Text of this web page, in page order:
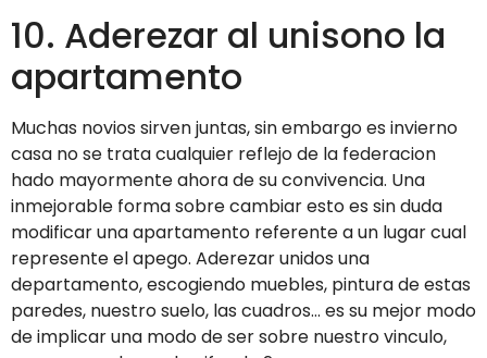
10. Aderezar al uni­sono la
apartamento
Muchas novios sirven juntas, sin embargo es invierno
casa no se trata cualquier reflejo de la federacion
hado mayormente ahora de su convivencia. Una
inmejorable forma sobre cambiar esto es sin duda
modificar una apartamento referente a un lugar cual
represente el apego. Aderezar unidos una
departamento, escogiendo muebles, pintura de estas
paredes, nuestro suelo, las cuadros… es su mejor modo
de implicar una modo de ser sobre nuestro vinculo,